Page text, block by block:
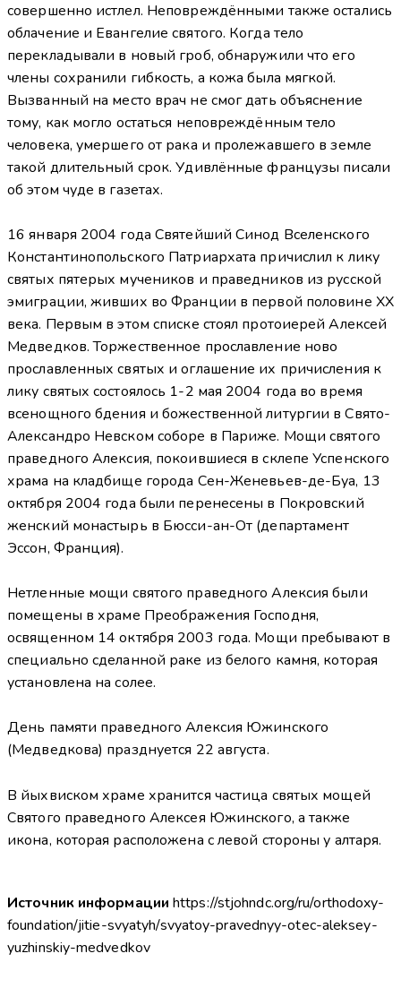
совершенно истлел. Неповреждёнными также остались
облачение и Евангелие святого. Когда тело
перекладывали в новый гроб, обнаружили что его
члены сохранили гибкость, а кожа была мягкой.
Вызванный на место врач не смог дать объяснение
тому, как могло остаться неповреждённым тело
человека, умершего от рака и пролежавшего в земле
такой длительный срок. Удивлённые французы писали
об этом чуде в газетах.
16 января 2004 года Святейший Синод Вселенского
Константинопольского Патриархата причислил к лику
святых пятерых мучеников и праведников из русской
эмиграции, живших во Франции в первой половине ХХ
века. Первым в этом списке стоял протоиерей Алексей
Медведков. Торжественное прославление ново
прославленных святых и оглашение их причисления к
лику святых состоялось 1-2 мая 2004 года во время
всенощного бдения и божественной литургии в Свято-
Александро Невском соборе в Париже. Мощи святого
праведного Алексия, покоившиеся в склепе Успенского
храма на кладбище города Сен-Женевьев-де-Буа, 13
октября 2004 года были перенесены в Покровский
женский монастырь в Бюсси-ан-От (департамент
Эссон, Франция).
Нетленные мощи святого праведного Алексия были
помещены в храме Преображения Господня,
освященном 14 октября 2003 года. Мощи пребывают в
специально сделанной раке из белого камня, которая
установлена на солее.
День памяти праведного Алексия Южинского
(Медведкова) празднуется 22 августа.
В йыхвиском храме хранится частица святых мощей
Святого праведного Алексея Южинского, а также
икона, которая расположена с левой стороны у алтаря.
Источник информации https://stjohndc.org/ru/orthodoxy-
foundation/jitie-svyatyh/svyatoy-pravednyy-otec-aleksey-
yuzhinskiy-medvedkov